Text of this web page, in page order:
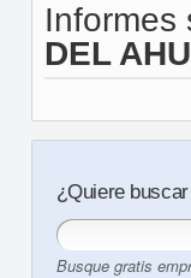
Informes
DEL
¿Quiere
Busque gratis